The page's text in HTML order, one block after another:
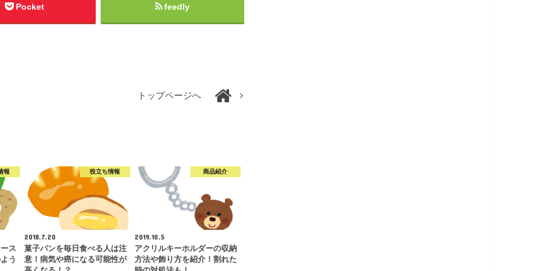
Pocket feedly
トップページへ
報
ス
う
役立ち情報
2018.7.20
菓子パンを毎日食べる人は注
意！病気や癌になる可能性が
商品紹介
2019.10.5
アクリルキーホルダーの収納
方法や飾り方を紹介！割れた